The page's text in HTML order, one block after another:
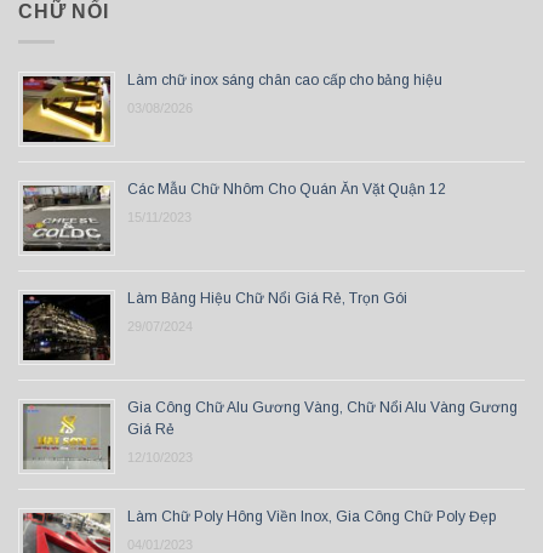
CHỮ NỔI
Làm chữ inox sáng chân cao cấp cho bảng hiệu
03/08/2026
Các Mẫu Chữ Nhôm Cho Quán Ăn Vặt Quận 12
15/11/2023
Làm Bảng Hiệu Chữ Nổi Giá Rẻ, Trọn Gói
29/07/2024
Gia Công Chữ Alu Gương Vàng, Chữ Nổi Alu Vàng Gương
Giá Rẻ
12/10/2023
Làm Chữ Poly Hông Viền Inox, Gia Công Chữ Poly Đẹp
04/01/2023